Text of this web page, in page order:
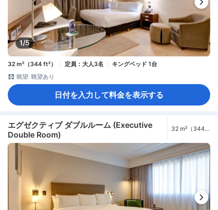
1/5
32 m²（344 ft²） 定員：大人3名
キングベッド 1台
眺望: 眺望あり
日付を入力して料金を表示する
エグゼクティブ ダブルルーム (Executive
Double Room)
32 m²（344